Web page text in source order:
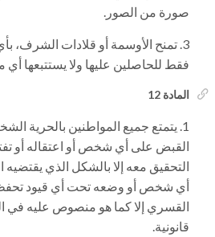
صورة من الصور.
تمنح الأوسمة أو قلادات الشرف،
فقط للحاصلين عليها ولا يستتبعها أي
المادة 12
يتمتع جميع المواطنين بالحرية
القبض على أي شخص أو اعتقاله أو
التحقيق معه إلا بالشكل الذي يقتضيه
أي شخص أو وضعه تحت أي قيود
القسري إلا كما هو منصوص عليه في
قانونية.